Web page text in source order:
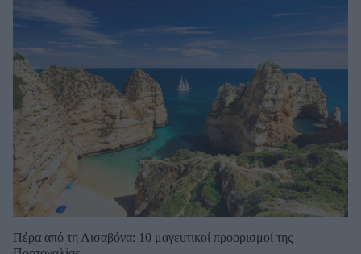
Πέρα από τη Λισαβόνα: 10 μαγευτικοί προορισμοί της